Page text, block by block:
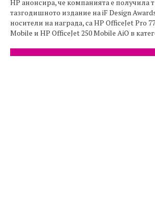
HP анонсира, че компанията е получила
тазгодишното издание на iF Design
носители на награда, са HP OfficeJet Pro
Mobile и HP OfficeJet 250 Mobile AiO в